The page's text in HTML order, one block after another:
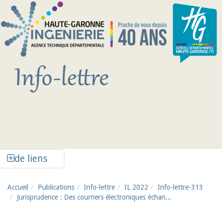
Aller au contenu principal
de liens
Accueil Publications Info-lettre IL 2022
Info-lettre-313
Jurisprudence : Des courriers électroniques échan...